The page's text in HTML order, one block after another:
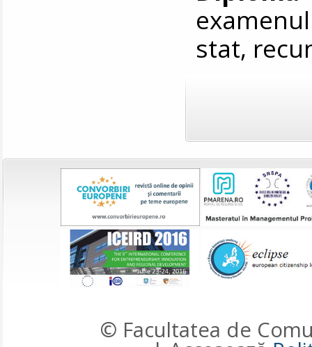
stat,
© Facultatea de